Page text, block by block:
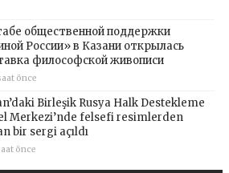
общественной поддержки
России» в Казани открылась
философской живописи
önce
Birleşik Rusya Halk Destekleme
Merkezi’nde felsefi resimlerden
bir sergi açıldı
önce